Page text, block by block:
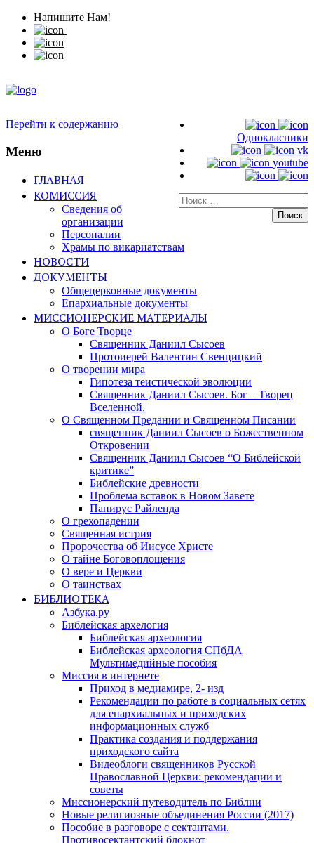
Напишите Нам!
Однокласники
vk
youtube
Искать:
Перейти к содержанию
Меню
ГЛАВНАЯ
КОМИССИЯ
Сведения об
организации
Персоналии
Храмы по викариатствам
НОВОСТИ
ДОКУМЕНТЫ
Общецерковные документы
Епархиальные документы
МИССИОНЕРСКИЕ МАТЕРИАЛЫ
О Боге Творце
Священник Даниил Сысоев
Протоиерей Валентин Свенцицкий
О творении мира
Гипотеза теистической эволюции
Священник Даниил Сысоев. Бог – Творец
Вселенной.
О Священном Предании и Священном Писании
священник Даниил Сысоев о Божественном
Откровении
Священник Даниил Сысоев “О Библейской
критике”
Библейские древности
Проблема вставок в Новом Завете
Папирус Райленда
О грехопадении
Священная истрия
Пророчества об Иисусе Христе
О тайне Боговоплощения
О вере и Церкви
О таинствах
БИБЛИОТЕКА
Азбука.ру
Библейская архелогия
Библейская археология
Библейская археология СПбДА
Мультимедийные пособия
Миссия в интернете
Приход в медиамире, 2- изд
Рекомендации по работе в социальных сетях
для епархиальных и приходских
информационных служб
Практика создания и поддержания
приходского сайта
Видеоблоги священников Русской
Православной Церкви: рекомендации и
советы
Миссионерский путеводитель по Библии
Новые религиозные объединения России (2017)
Пособие в разговоре с сектантами.
Противосектантский блокнот